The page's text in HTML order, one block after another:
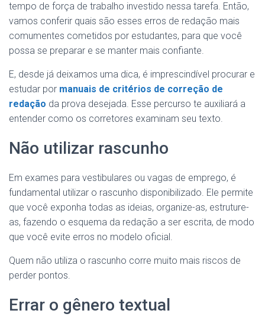
tempo de força de trabalho investido nessa tarefa. Então,
vamos conferir quais são esses erros de redação mais
comumentes cometidos por estudantes, para que você
possa se preparar e se manter mais confiante.
E, desde já deixamos uma dica, é imprescindível procurar e
estudar por manuais de critérios de correção de
redação da prova desejada. Esse percurso te auxiliará a
entender como os corretores examinam seu texto.
Não utilizar rascunho
Em exames para vestibulares ou vagas de emprego, é
fundamental utilizar o rascunho disponibilizado. Ele permite
que você exponha todas as ideias, organize-as, estruture-
as, fazendo o esquema da redação a ser escrita, de modo
que você evite erros no modelo oficial.
Quem não utiliza o rascunho corre muito mais riscos de
perder pontos.
Errar o gênero textual